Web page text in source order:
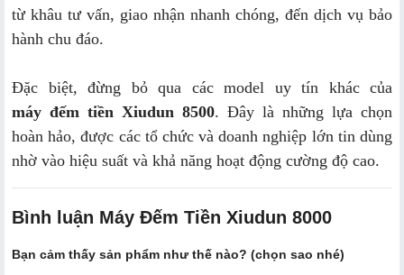
từ khâu tư vấn, giao nhận nhanh chóng, đến dịch vụ bảo
hành chu đáo.
Đặc biệt, đừng bỏ qua các model uy tín khác của
máy đếm tiền Xiudun 8500. Đây là những lựa chọn
hoàn hảo, được các tổ chức và doanh nghiệp lớn tin dùng
nhờ vào hiệu suất và khả năng hoạt động cường độ cao.
Bình luận Máy Đếm Tiền Xiudun 8000
Bạn cảm thấy sản phẩm như thế nào? (chọn sao nhé)